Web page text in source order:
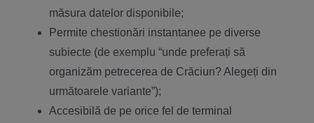
măsura datelor disponibile;
Permite chestionări instantanee pe diverse
subiecte (de exemplu “unde preferați să
organizăm petrecerea de Crăciun? Alegeți din
următoarele variante”);
Accesibilă de pe orice fel de terminal